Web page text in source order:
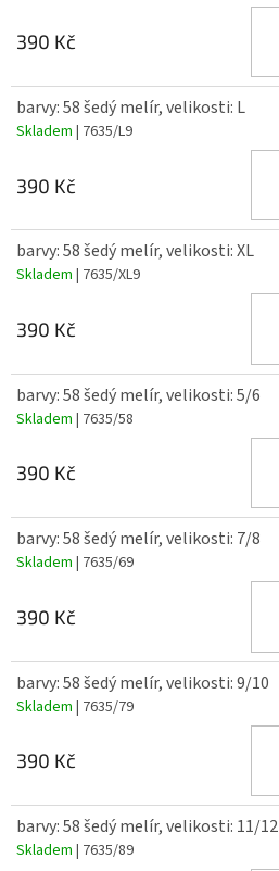
390 Kč
barvy: 58 šedý melír, velikosti: L
Skladem | 7635/L9
390 Kč
barvy: 58 šedý melír, velikosti: XL
Skladem | 7635/XL9
390 Kč
barvy: 58 šedý melír, velikosti: 5/6
Skladem | 7635/58
390 Kč
barvy: 58 šedý melír, velikosti: 7/8
Skladem | 7635/69
390 Kč
barvy: 58 šedý melír, velikosti: 9/10
Skladem | 7635/79
390 Kč
barvy: 58 šedý melír, velikosti: 11/12
Skladem | 7635/89